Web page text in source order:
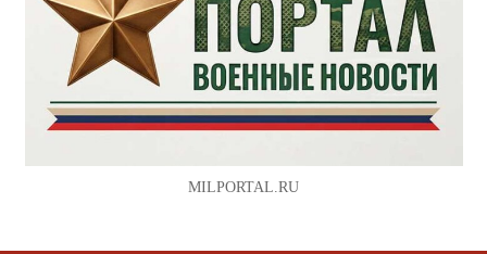
MILPORTAL.RU